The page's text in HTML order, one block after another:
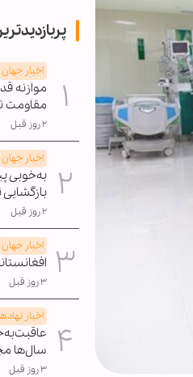
اخبار جهان
موازنه
مقاومت
۲ روز قبل
اخبار جهان
به‌خوبی
۲ روز قبل
اخبار جهان
۳ روز قبل
اخبار
سال‌ها
۳ روز قبل